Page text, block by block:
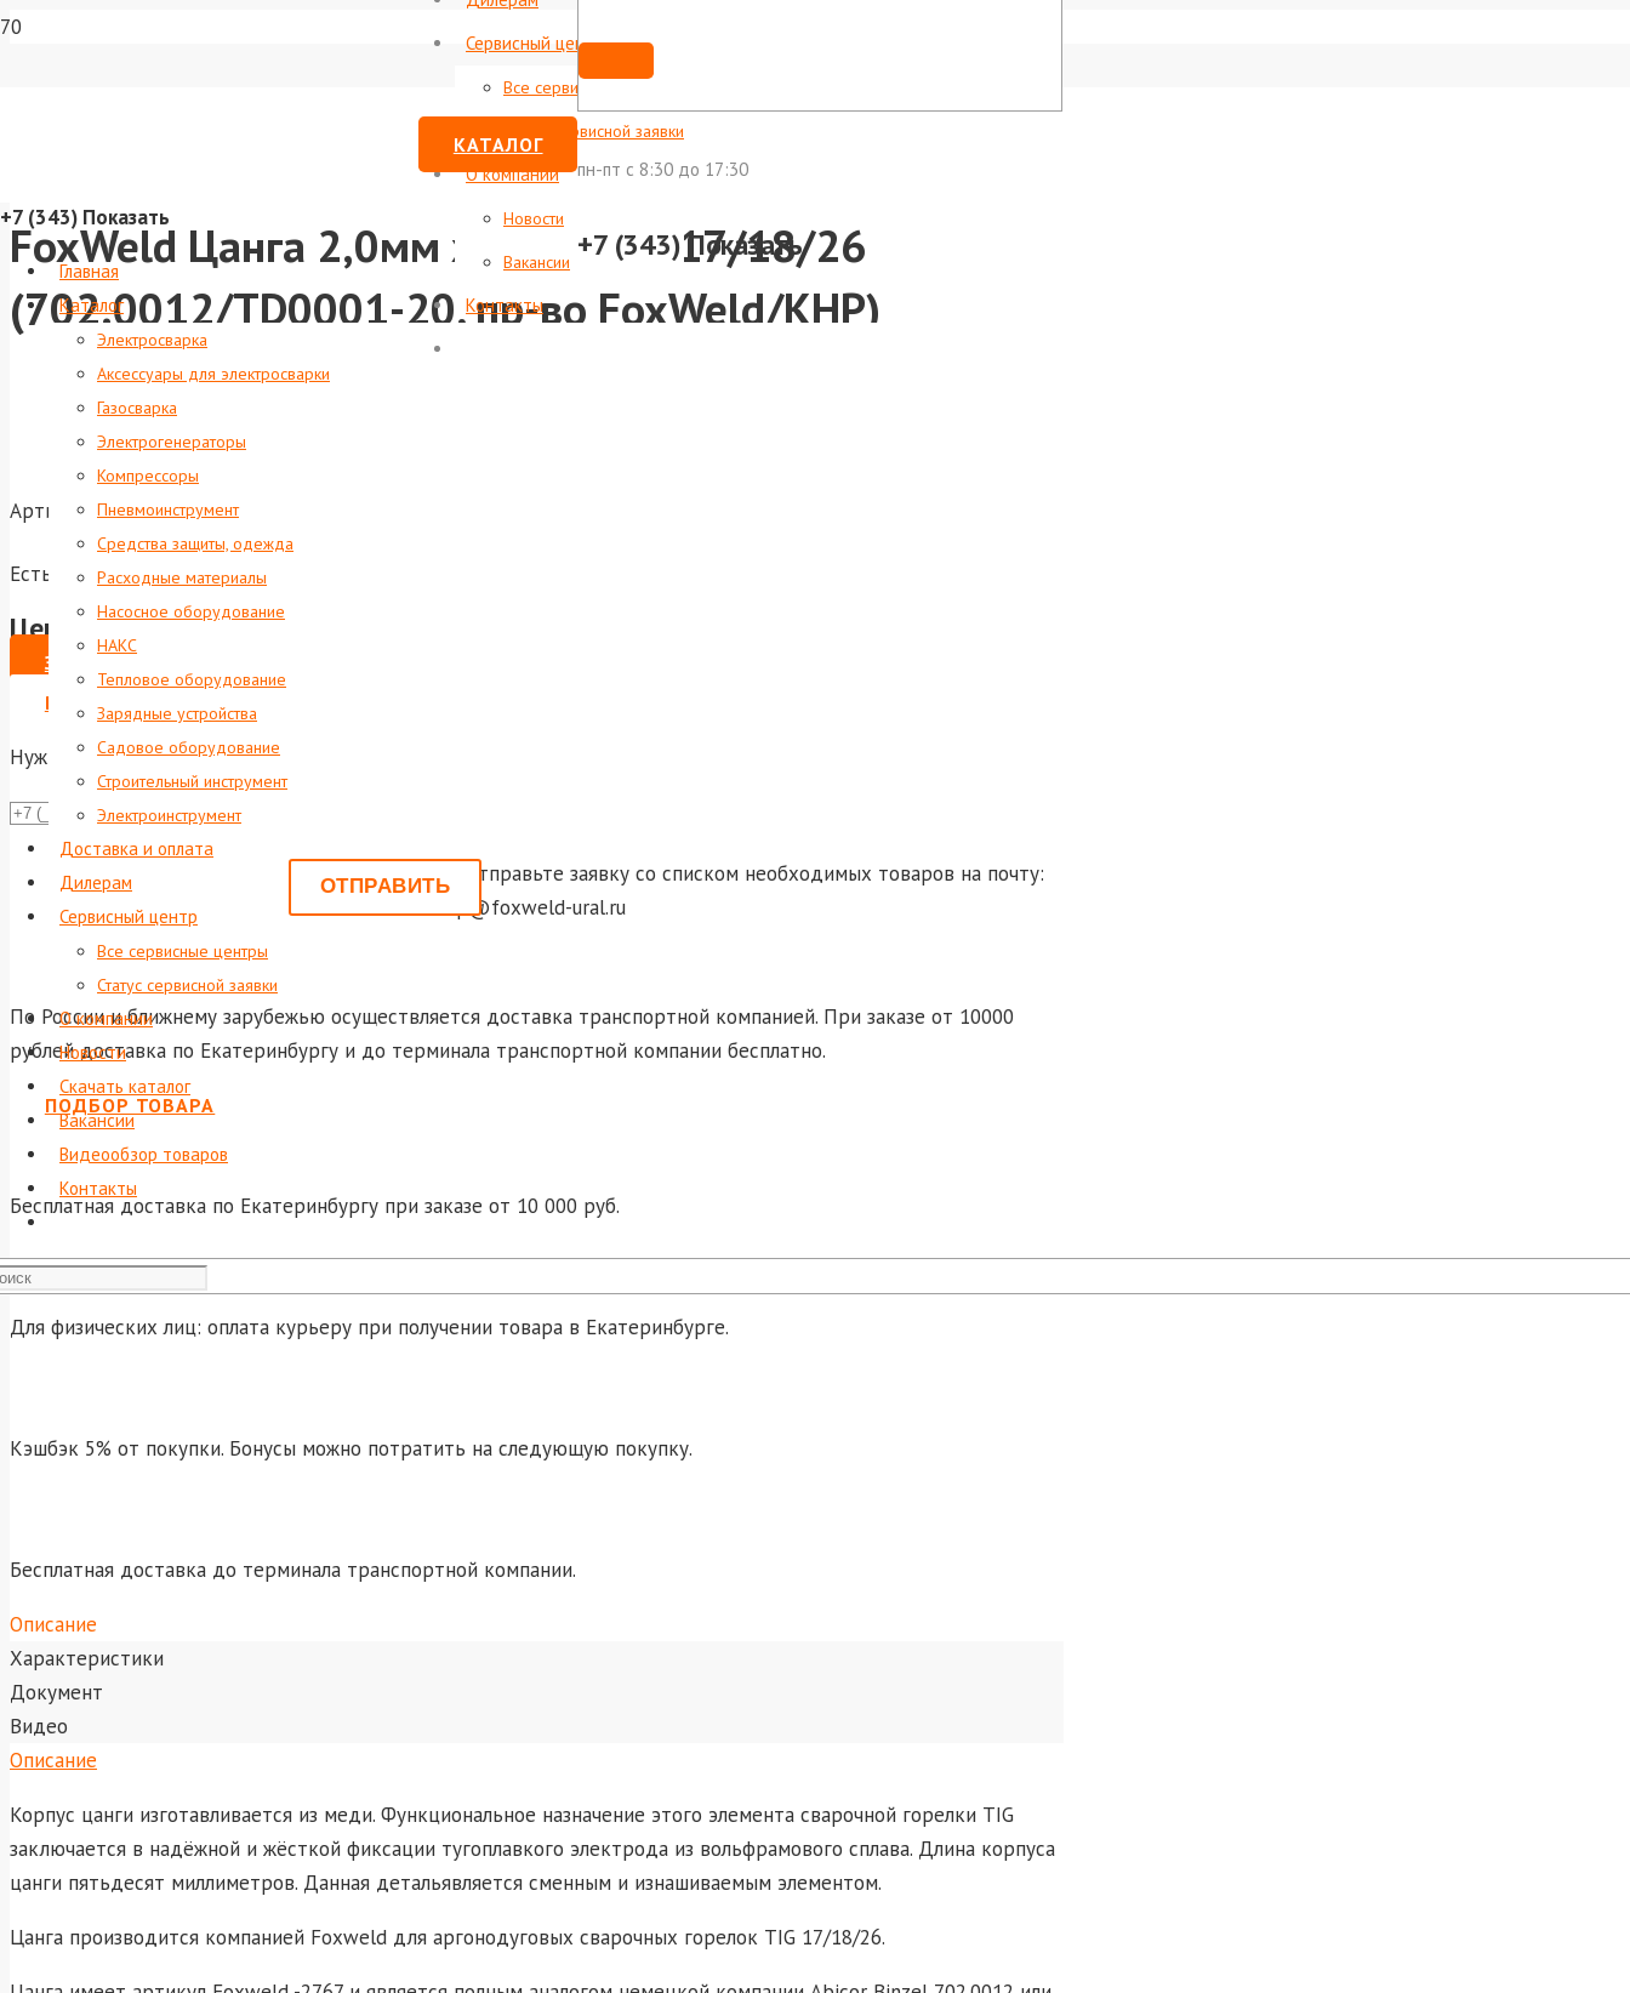
Сервисный центр
Все сервисные центры
Статус сервисной заявки
О компании
Новости
Вакансии
Контакты
КАТАЛОГ
пн-пт c 8:30 до 17:30
+7 (343)Показать
+7 (343) Показать
Главная
Каталог
Электросварка
Аксессуары для электросварки
Газосварка
Электрогенераторы
Компрессоры
Пневмоинструмент
Средства защиты, одежда
Расходные материалы
Насосное оборудование
НАКС
Тепловое оборудование
Зарядные устройства
Садовое оборудование
Строительный инструмент
Электроинструмент
Доставка и оплата
Дилерам
Сервисный центр
Все сервисные центры
Статус сервисной заявки
О компании
Новости
Скачать каталог
Вакансии
Видеообзор товаров
Контакты
FoxWeld Цанга 2,0мм х 50мм TIG17/18/26
(702.0012/TD0001-20, пр-во FoxWeld/КНР)
Артикул: foxweld-2767
Есть в наличии
Цена по запросу
ЗАКАЗАТЬ
ВЫПИСАТЬ СЧЕТ НА ЮР. ЛИЦО
Нужна консультация?
Или отправьте заявку со списком необходимых товаров на почту:
shop@foxweld-ural.ru
По России и ближнему зарубежью осуществляется доставка транспортной компанией. При заказе от 10000
рублей доставка по Екатеринбургу и до терминала транспортной компании бесплатно.
ПОДБОР ТОВАРА
Бесплатная доставка по Екатеринбургу при заказе от 10 000 руб.
Для физических лиц: оплата курьеру при получении товара в Екатеринбурге.
Кэшбэк 5% от покупки. Бонусы можно потратить на следующую покупку.
Бесплатная доставка до терминала транспортной компании.
Описание
Характеристики
Документ
Видео
Описание
Корпус цанги изготавливается из меди. Функциональное назначение этого элемента сварочной горелки TIG
заключается в надёжной и жёсткой фиксации тугоплавкого электрода из вольфрамового сплава. Длина корпуса
цанги пятьдесят миллиметров. Данная детальявляется сменным и изнашиваемым элементом.
Цанга производится компанией Foxweld для аргонодуговых сварочных горелок TIG 17/18/26.